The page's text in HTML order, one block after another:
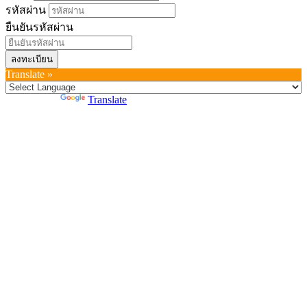
รหัสผ่าน
ยืนยันรหัสผ่าน
ลงทะเบียน
Translate »
Translate